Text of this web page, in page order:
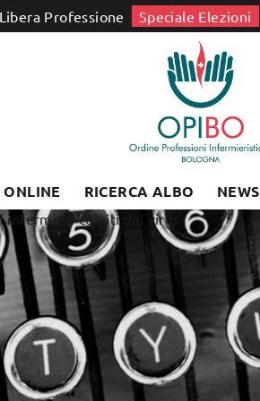
Libera Professione Speciale Elezioni
ONLINE RICERCA ALBO NEWS